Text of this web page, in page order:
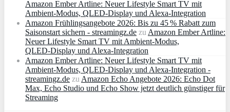
Amazon Ember Artline: Neuer Lifestyle Smart TV mit
Ambient‑Modus, QLED‑Display und Alexa‑Integration
Amazon Frühlingsangebote 2026: Bis zu 45 % Rabatt zum
Saisonstart sichern - streamingz.de zu Amazon Ember Artline:
Neuer Lifestyle Smart TV mit Ambient‑Modus,
QLED‑Display und Alexa‑Integration
Amazon Ember Artline: Neuer Lifestyle Smart TV mit
Ambient‑Modus, QLED‑Display und Alexa‑Integration -
streamingz.de zu Amazon Echo Angebote 2026: Echo Dot
Max, Echo Studio und Echo Show jetzt deutlich günstiger für
Streaming